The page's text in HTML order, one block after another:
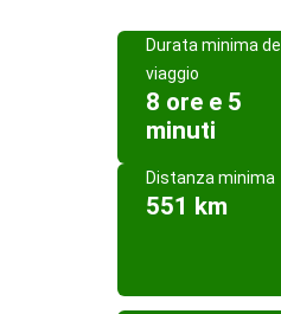
Durata minima del
viaggio
8 ore e 5
minuti
Distanza minima
551 km